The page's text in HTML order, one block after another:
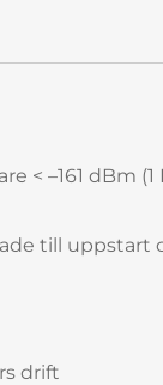
< –161 dBm (1
till uppstart
drift